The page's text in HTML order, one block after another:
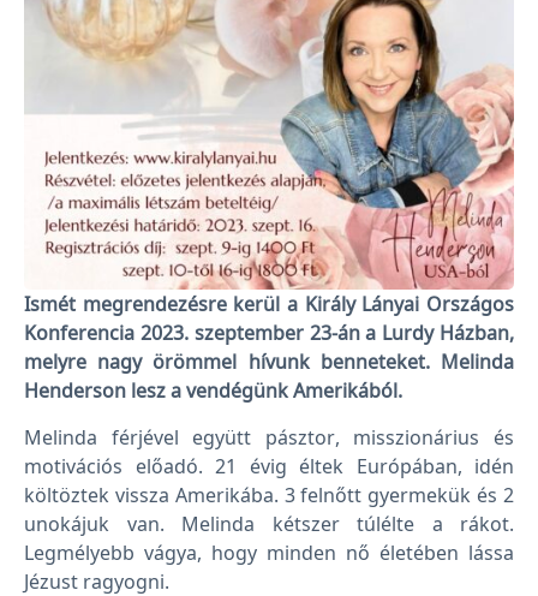
Ismét megrendezésre kerül a Király Lányai Országos
Konferencia 2023. szeptember 23-án a Lurdy Házban,
melyre nagy örömmel hívunk benneteket. Melinda
Henderson lesz a vendégünk Amerikából.
Melinda férjével együtt pásztor, misszionárius és
motivációs előadó. 21 évig éltek Európában, idén
költöztek vissza Amerikába. 3 felnőtt gyermekük és 2
unokájuk van. Melinda kétszer túlélte a rákot.
Legmélyebb vágya, hogy minden nő életében lássa
Jézust ragyogni.